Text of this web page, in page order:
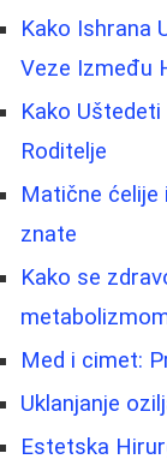
Kako Ishrana
Veze Između
Kako
Roditelje
Matične ćelije
znate
Kako se
Med i cimet:
Uklanjanje
Estetska